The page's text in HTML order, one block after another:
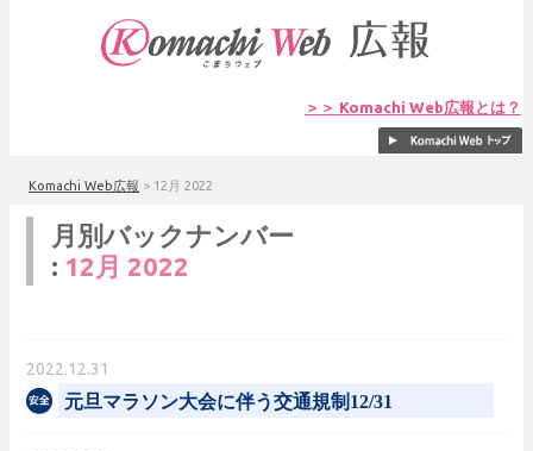
＞＞ Komachi Web広報とは？
Komachi Web広報 > 12月 2022
月別バックナンバー
: 12月 2022
2022.12.31
元旦マラソン大会に伴う交通規制12/31